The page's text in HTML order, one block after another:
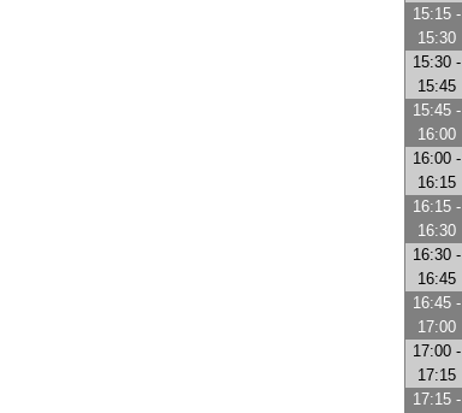
15:15 -
15:30
15:30 -
15:45
15:45 -
16:00
16:00 -
16:15
16:15 -
16:30
16:30 -
16:45
16:45 -
17:00
17:00 -
17:15
17:15 -